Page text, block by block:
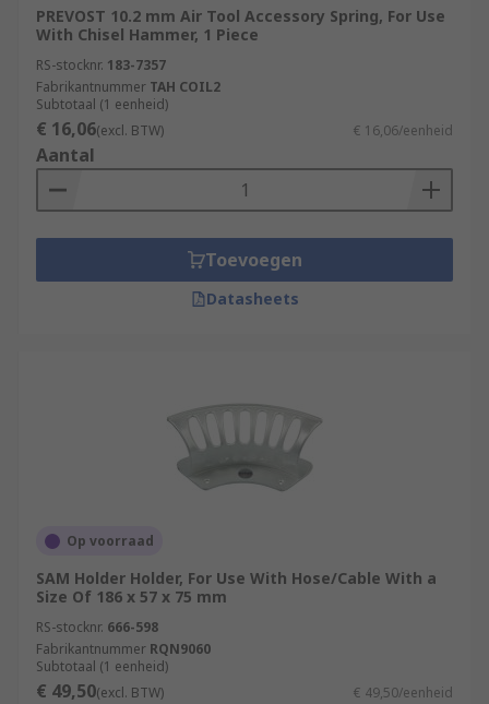
PREVOST 10.2 mm Air Tool Accessory Spring, For Use
With Chisel Hammer, 1 Piece
RS-stocknr. 183-7357
Fabrikantnummer TAH COIL2
Subtotaal (1 eenheid)
€ 16,06(excl. BTW) € 16,06/eenheid
Aantal
Toevoegen
Datasheets
Op voorraad
SAM Holder Holder, For Use With Hose/Cable With a
Size Of 186 x 57 x 75 mm
RS-stocknr. 666-598
Fabrikantnummer RQN9060
Subtotaal (1 eenheid)
€ 49,50(excl. BTW) € 49,50/eenheid